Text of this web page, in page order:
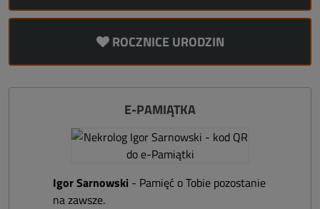
ROCZNICE URODZIN
E-PAMIĄTKA
Igor Sarnowski - Pamięć o Tobie pozostanie
na zawsze.